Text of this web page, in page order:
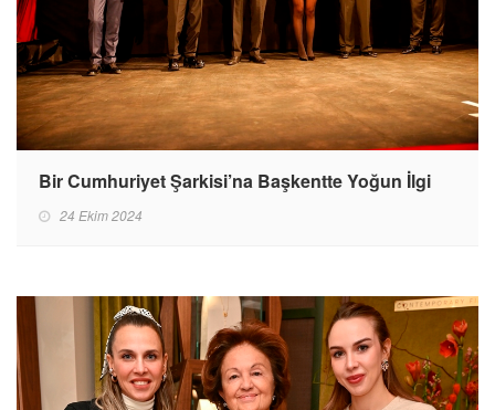
Bir Cumhuriyet Şarkisi’na Başkentte Yoğun İlgi
24 Ekim 2024